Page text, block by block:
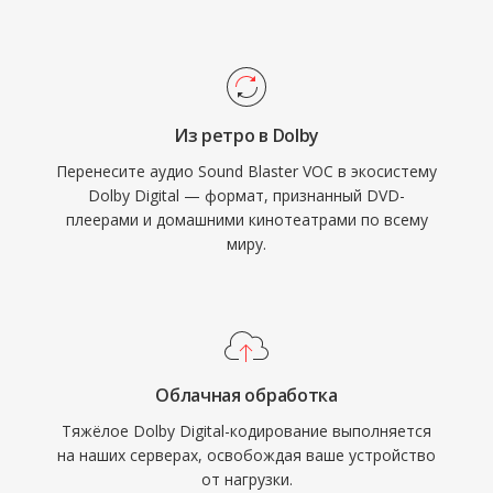
выделенному центральному каналу, что
идеально для кино и телевизионного
контента. Широкая поддержка аппаратных
декодеров в ресиверах, телевизорах и
приставках гарантирует надёжное
воспроизведение AC3 на огромной
Из ретро в Dolby
Перенесите аудио Sound Blaster VOC в экосистему
Dolby Digital — формат, признанный DVD-
плеерами и домашними кинотеатрами по всему
миру.
Облачная обработка
Тяжёлое Dolby Digital-кодирование выполняется
на наших серверах, освобождая ваше устройство
от нагрузки.